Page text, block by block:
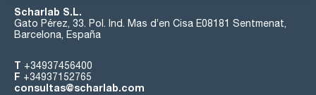
Scharlab S.L.
Gato Pérez, 33. Pol. Ind. Mas d’en Cisa E08181 Sentmenat,
Barcelona, España
T +34937456400
F +34937152765
consultas@scharlab.com